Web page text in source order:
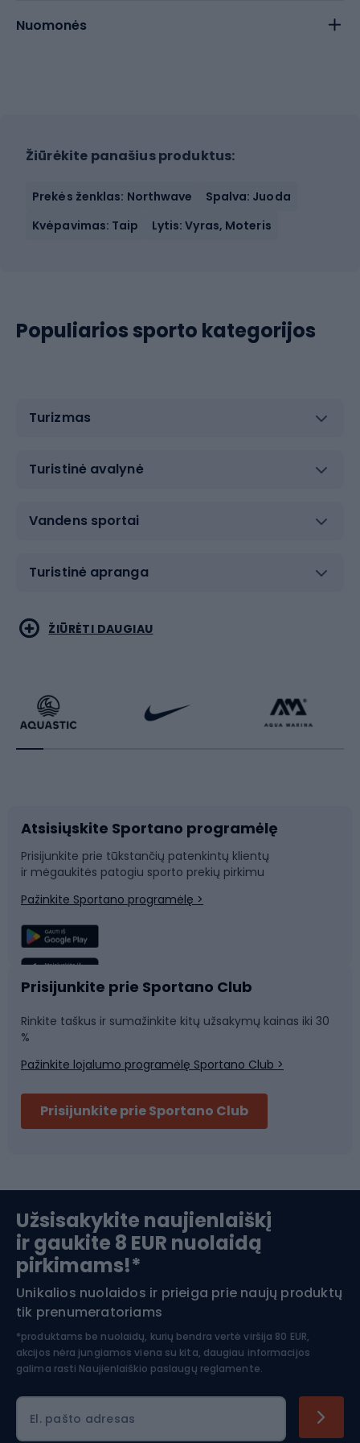
Nuomonės
Žiūrėkite panašius produktus:
Prekės ženklas: Northwave
Spalva: Juoda
Kvėpavimas: Taip
Lytis: Vyras, Moteris
Populiarios sporto kategorijos
Turizmas
Turistinė avalynė
Vandens sportai
Turistinė apranga
Bėgimas
Dviratininkų apranga
Dviračių dalys
Laipiojimas
Žvejyba
Sportinė medicina
Koviniai sportai
Rakečių sportas
Rogutės ir čiuožynės
Snieglenčių sportas
Plaukimas
Komandinis sportas
Slidinėjimas
Apranga žiemos sportui
Šiaurietiškas ėjimas
ŽIŪRĖTI DAUGIAU
Atsisiųskite Sportano programėlę
Prisijunkite prie tūkstančių patenkintų klientų
ir mėgaukitės patogiu sporto prekių pirkimu
Pažinkite Sportano programėlę >
Prisijunkite prie Sportano Club
Rinkite taškus ir sumažinkite kitų užsakymų kainas iki 30
%
Pažinkite lojalumo programėlę Sportano Club >
Prisijunkite prie Sportano Club
Užsisakykite naujienlaiškį
ir gaukite 8 EUR nuolaidą
pirkimams!*
Unikalios nuolaidos ir prieiga prie naujų produktų
tik prenumeratoriams
*produktams be nuolaidų, kurių bendra vertė viršija 80 EUR,
akcijos nėra jungiamos viena su kita, daugiau informacijos
galima rasti Naujienlaiškio paslaugų reglamente.
El. pašto adresas